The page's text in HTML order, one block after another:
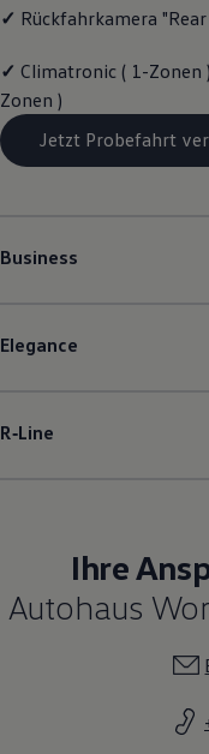
✓ Rückfahrkamera
✓ Climatronic ( 1-
Zonen )
Jetzt Probefahrt
Business
Elegance
R‑Line
Ihre
Autohaus